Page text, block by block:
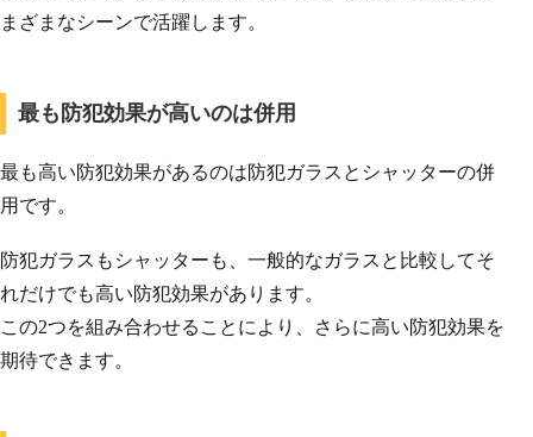
まざまなシーンで活躍します。
最も防犯効果が高いのは併用
最も高い防犯効果があるのは防犯ガラスとシャッターの併
用です。
防犯ガラスもシャッターも、一般的なガラスと比較してそ
れだけでも高い防犯効果があります。
この2つを組み合わせることにより、さらに高い防犯効果を
期待できます。